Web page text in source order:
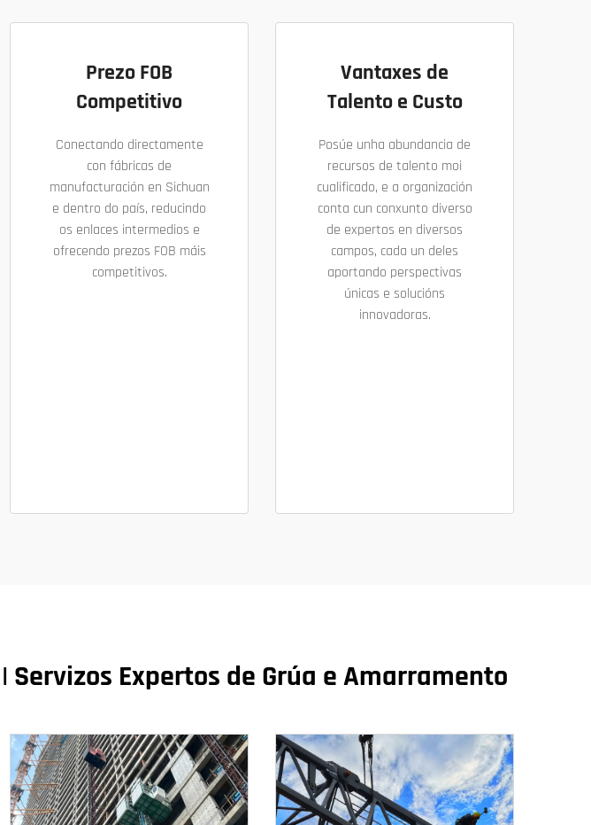
Prezo FOB
Competitivo
Conectando directamente
con fábricas de
manufacturación en Sichuan
e dentro do país, reducindo
os enlaces intermedios e
ofrecendo prezos FOB máis
competitivos.
Vantaxes de
Talento e Custo
Posúe unha abundancia de
recursos de talento moi
cualificado, e a organización
conta cun conxunto diverso
de expertos en diversos
campos, cada un deles
aportando perspectivas
únicas e solucións
innovadoras.
Expertos de Grúa e Amarramento